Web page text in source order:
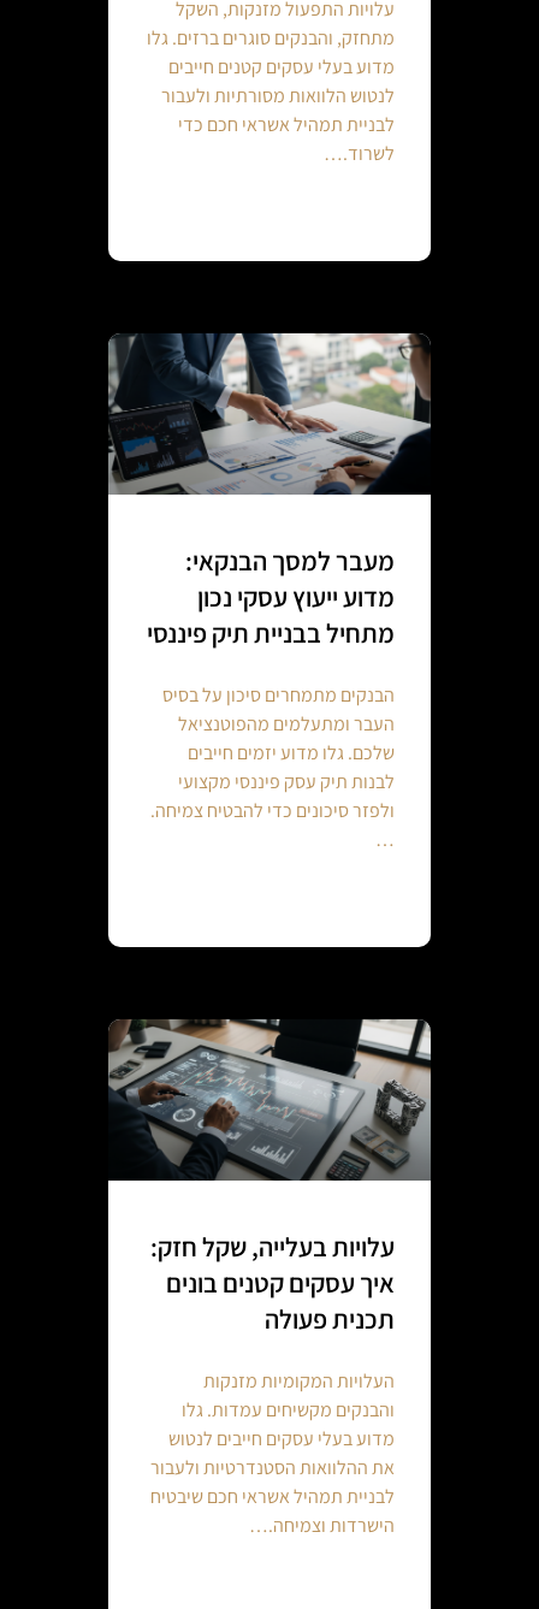
עלויות התפעול מזנקות, השקל
מתחזק, והבנקים סוגרים ברזים. גלו
מדוע בעלי עסקים קטנים חייבים
לנטוש הלוואות מסורתיות ולעבור
לבניית תמהיל אשראי חכם כדי
לשרוד.…
מעבר למסך הבנקאי:
מדוע ייעוץ עסקי נכון
מתחיל בבניית תיק פיננסי
הבנקים מתמחרים סיכון על בסיס
העבר ומתעלמים מהפוטנציאל
שלכם. גלו מדוע יזמים חייבים
לבנות תיק עסק פיננסי מקצועי
ולפזר סיכונים כדי להבטיח צמיחה.
…
עלויות בעלייה, שקל חזק:
איך עסקים קטנים בונים
תכנית פעולה
העלויות המקומיות מזנקות
והבנקים מקשיחים עמדות. גלו
מדוע בעלי עסקים חייבים לנטוש
את ההלוואות הסטנדרטיות ולעבור
לבניית תמהיל אשראי חכם שיבטיח
הישרדות וצמיחה.…